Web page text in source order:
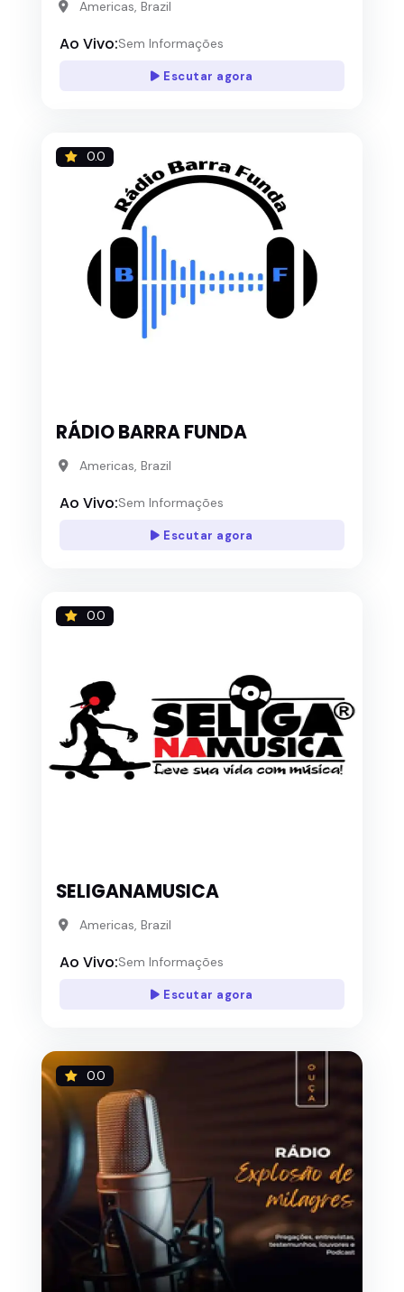
Americas, Brazil
Ao Vivo:Sem Informações
Escutar agora
0.0
RÁDIO BARRA FUNDA
Americas, Brazil
Ao Vivo:Sem Informações
Escutar agora
0.0
SELIGANAMUSICA
Americas, Brazil
Ao Vivo:Sem Informações
Escutar agora
0.0